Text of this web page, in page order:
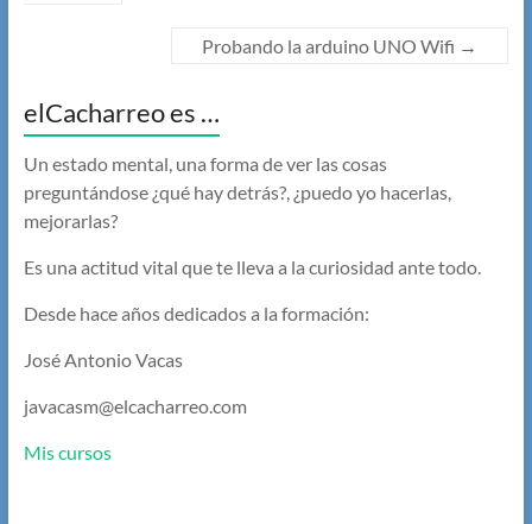
Probando la arduino UNO Wifi →
elCacharreo es …
Un estado mental, una forma de ver las cosas
preguntándose ¿qué hay detrás?, ¿puedo yo hacerlas,
mejorarlas?
Es una actitud vital que te lleva a la curiosidad ante todo.
Desde hace años dedicados a la formación:
José Antonio Vacas
javacasm@elcacharreo.com
Mis cursos